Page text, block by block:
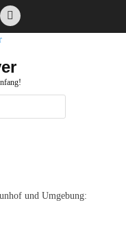
Website
und Umgebung: